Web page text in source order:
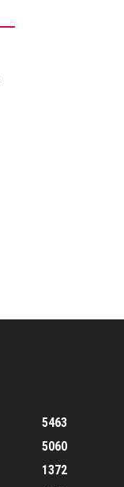
5463
5060
1372